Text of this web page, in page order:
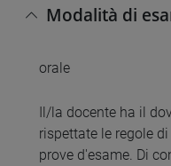
Modalità di
orale
Il/la docente ha il
rispettate le regole
prove d'esame. Di